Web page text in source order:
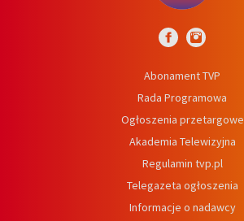
Abonament TVP
Rada Programowa
Ogłoszenia przetargowe
Akademia Telewizyjna
Regulamin tvp.pl
Telegazeta ogłoszenia
Informacje o nadawcy